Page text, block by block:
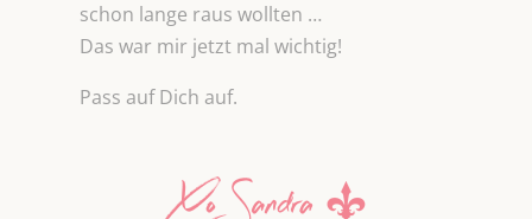
schon lange raus wollten …
Das war mir jetzt mal wichtig!
Pass auf Dich auf.